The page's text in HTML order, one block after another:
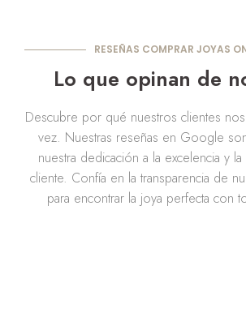
RESEÑAS COMPRAR JOYAS
Lo que opinan de
Descubre por qué nuestros clientes
vez. Nuestras reseñas en Google
nuestra dedicación a la excelencia y
cliente. Confía en la transparencia de
para encontrar la joya perfecta con